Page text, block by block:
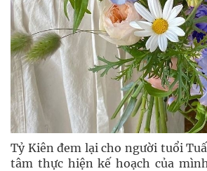
Tỷ Kiên đem lại cho người tuổi
tâm thực hiện kế hoạch của